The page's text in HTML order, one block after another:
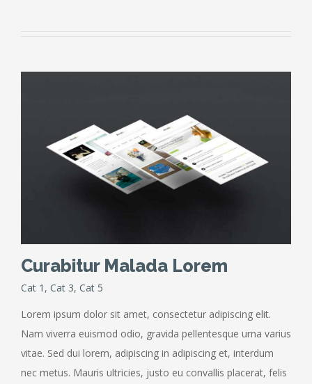
Curabitur Malada Lorem
Cat 1 , Cat 3, Cat 5
Lorem ipsum dolor sit amet, consectetur adipiscing elit.
Nam viverra euismod odio, gravida pellentesque urna varius
vitae. Sed dui lorem, adipiscing in adipiscing et, interdum
nec metus. Mauris ultricies, justo eu convallis placerat, felis